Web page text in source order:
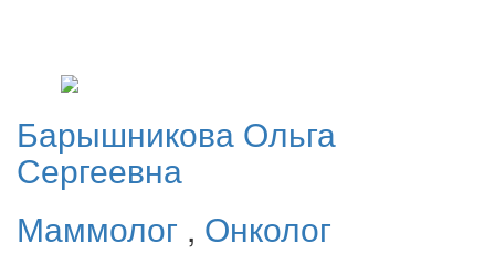
Барышникова Ольга
Сергеевна
Маммолог , Онколог